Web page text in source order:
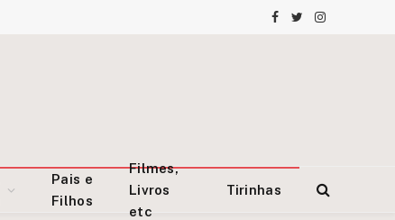
Facebook
TwitterInstagram
Pais e
Filhos
Filmes,
Livros
etc
Tirinhas